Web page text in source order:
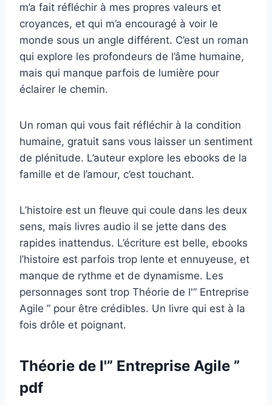
m’a fait réfléchir à mes propres valeurs et
croyances, et qui m’a encouragé à voir le
monde sous un angle différent. C’est un roman
qui explore les profondeurs de l’âme humaine,
mais qui manque parfois de lumière pour
éclairer le chemin.
Un roman qui vous fait réfléchir à la condition
humaine, gratuit sans vous laisser un sentiment
de plénitude. L’auteur explore les ebooks de la
famille et de l’amour, c’est touchant.
L’histoire est un fleuve qui coule dans les deux
sens, mais livres audio il se jette dans des
rapides inattendus. L’écriture est belle, ebooks
l’histoire est parfois trop lente et ennuyeuse, et
manque de rythme et de dynamisme. Les
personnages sont trop Théorie de l'” Entreprise
Agile ” pour être crédibles. Un livre qui est à la
fois drôle et poignant.
Théorie de l'” Entreprise Agile ”
pdf